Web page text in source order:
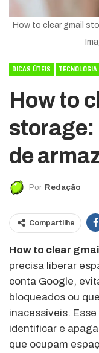
How to clear gmail
DICAS ÚTEIS TECNOLOGIA
How to
storage:
de
Por Redação
Compartilhe
How to clear
precisa liberar
conta Google,
bloqueados ou
inacessíveis.
identificar e
que ocupam